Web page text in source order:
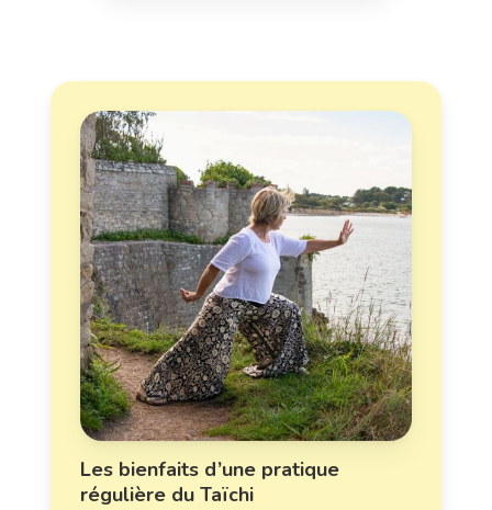
Les bienfaits d’une pratique
régulière du Taïchi